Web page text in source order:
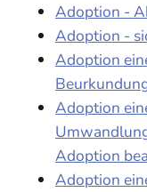
Adoption -
Adoption -
Adoption
Adoption
Adoption
Adoption